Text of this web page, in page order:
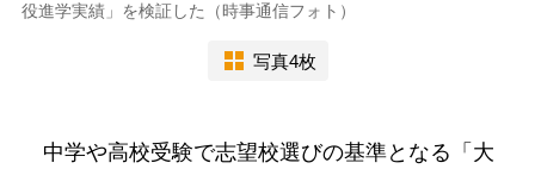
役進学実績」を検証した（時事通信フォト）
写真4枚
中学や高校受験で志望校選びの基準となる「大